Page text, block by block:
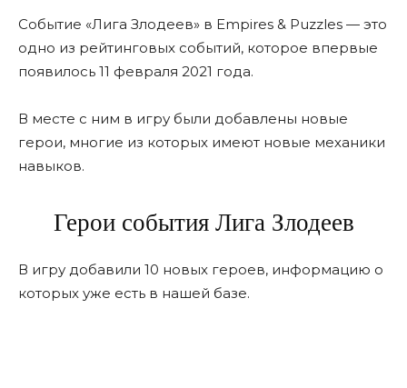
Событие «Лига Злодеев» в Empires & Puzzles — это
одно из рейтинговых событий, которое впервые
появилось 11 февраля 2021 года.
В месте с ним в игру были добавлены новые
герои, многие из которых имеют новые механики
навыков.
Герои события Лига Злодеев
В игру добавили 10 новых героев, информацию о
которых уже есть в нашей базе.